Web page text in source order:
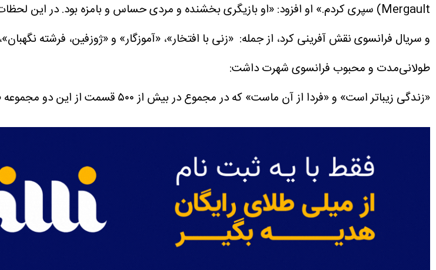
Mergault) سپری کردم.»
او افزود: «او بازیگری بخشنده و مردی حساس و بامزه بود. در این
و سریال فرانسوی نقش آفرینی کرد، از جمله: «زنی با افتخار»، «آموزگار» و «ژوزفین، فرشته نگهبان»،
طولانی‌مدت و محبوب فرانسوی شهرت داشت:
«زندگی زیباتر است» و «فردا از آن ماست» که در مجموع در بیش از ۵۰۰ قسمت از این دو مجموعه ظاهر شد.